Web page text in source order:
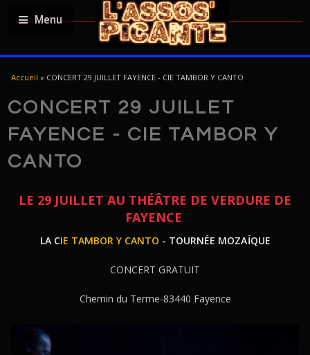
Menu
YOU ARE HERE
Accueil » CONCERT 29 JUILLET FAYENCE - CIE TAMBOR Y CANTO
CONCERT 29 JUILLET
FAYENCE - CIE TAMBOR Y
CANTO
LE 29 JUILLET AU THÉÂTRE DE VERDURE DE
FAYENCE
LA CIE TAMBOR Y CANTO - TOURNÉE MOZAÏQUE
CONCERT GRATUIT
Chemin du Terme-83440 Fayence
TAMBORYCANTO21_MCARRANZA_HR-